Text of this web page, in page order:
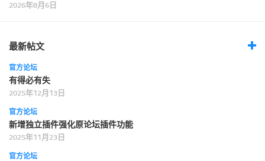
2026年8月6日
最新帖文
官方论坛
有得必有失
2025年12月13日
官方论坛
新增独立插件强化原论坛插件功能
2025年11月23日
官方论坛